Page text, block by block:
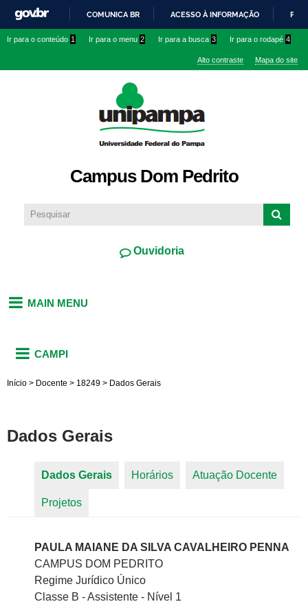
conteúdo
IR
O
COMUNICA BR ACESSO À INFORMAÇÃO
Ir para o conteúdo 1 Ir para o menu 2 Ir para a busca 3 Ir para o rodapé 4
Alto contraste Mapa do site
Campus Dom Pedrito
Ouvidoria
MAIN MENU
CAMPI
Início > Docente > 18249 > Dados Gerais
Dados Gerais
Dados Gerais (aba ativa)
Horários Atuação Docente
Projetos
PAULA MAIANE DA SILVA CAVALHEIRO PENNA
CAMPUS DOM PEDRITO
Regime Jurídico Único
Classe B - Assistente - Nível 1